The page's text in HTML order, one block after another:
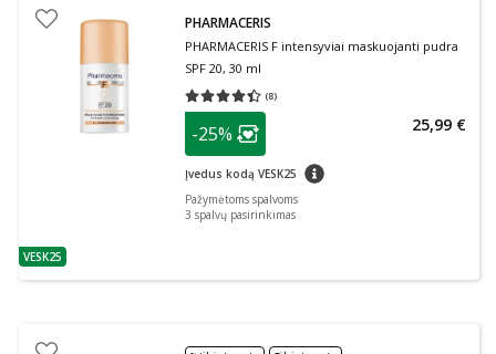
patarimas
VESK25
PHARMACERIS
PHARMACERIS F intensyviai maskuojanti pudra
SPF 20, 30 ml
(8)
Vidutinis įvertinimas 4.38
patarimas
Lojalumo klubo narių nuolaida
-25%
Įvedus kodą VESK25 patarimas
25,99 €
Pažymėtoms spalvoms
3 spalvų pasirinkimas